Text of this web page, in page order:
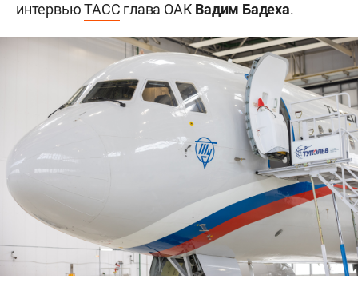
интервьюТАСС глава ОАК Вадим Бадеха.